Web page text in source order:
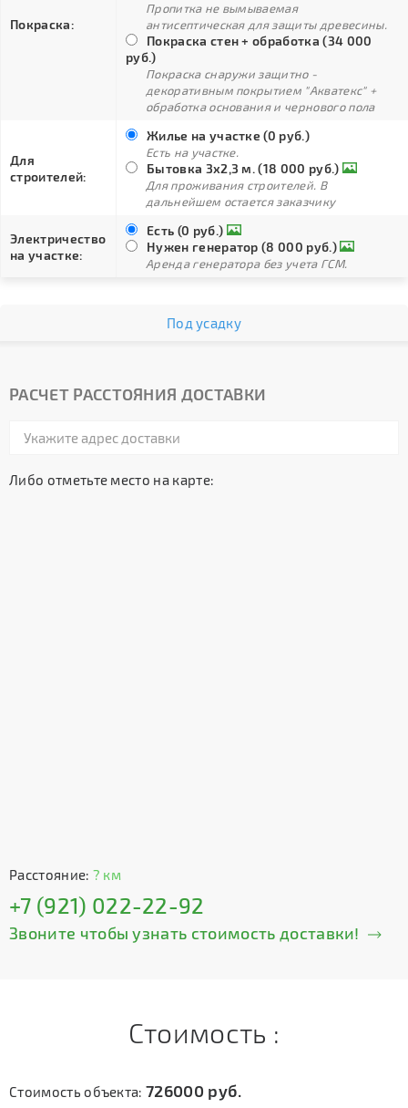
Покраска:
Пропитка не вымываемая
антисептическая для защиты древесины.
Покраска стен + обработка (34 000
руб.)
Покраска снаружи защитно -
декоративным покрытием "Акватекс" +
обработка основания и чернового пола
Для
строителей:
Жилье на участке (0 руб.)
Есть на участке.
Бытовка 3х2,3 м. (18 000 руб.)
Для проживания строителей. В
дальнейшем остается заказчику
Электричество
на участке:
Есть (0 руб.)
Нужен генератор (8 000 руб.)
Аренда генератора без учета ГСМ.
Под усадку
РАСЧЕТ РАССТОЯНИЯ ДОСТАВКИ
Либо отметьте место на карте:
Расстояние: ? км
+7 (921) 022-22-92
Звоните чтобы узнать стоимость доставки!
Стоимость :
Стоимость объекта:726000 руб.